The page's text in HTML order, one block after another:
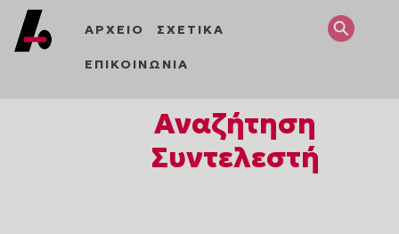
ΑΡΧΕΙΟ ΣΧΕΤΙΚΑ
ΕΠΙΚΟΙΝΩΝΙΑ
Αναζήτηση
Συντελεστή